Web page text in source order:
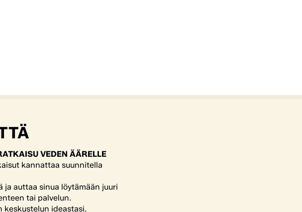
VEDEN ÄÄRELLE
kannattaa suunnitella
auttaa sinua löytämään juuri
tai palvelun.
keskustelun ideastasi.